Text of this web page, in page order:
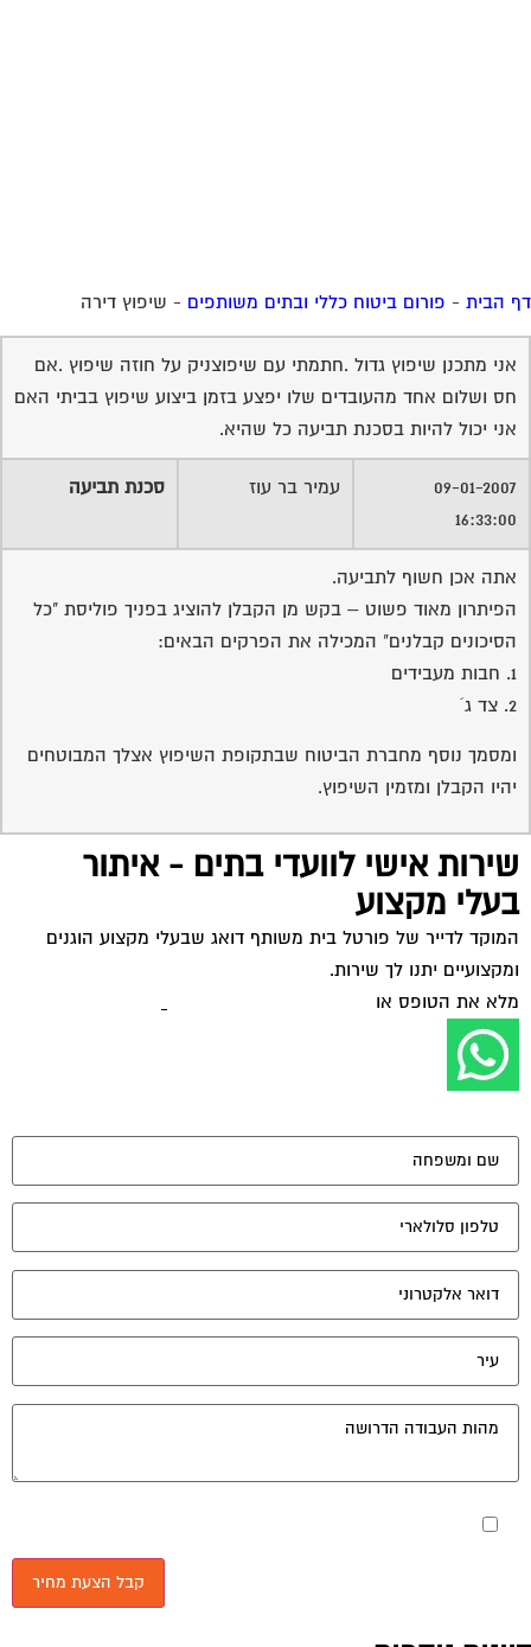
הבית-פורום ביטוח כללי ובתים משותפים-שיפוץ דירה
אני מתכנן שיפוץ גדול .חתמתי עם שיפוצניק על חוזה שיפוץ .אם
חס ושלום אחד מהעובדים שלו יפצע בזמן ביצוע שיפוץ בביתי האם
אני יכול להיות בסכנת תביעה כל שהיא.
09-01-2007
16:33:00
עמיר בר עוז סכנת תביעה
אתה אכן חשוף לתביעה.
הפיתרון מאוד פשוט – בקש מן הקבלן להוציג בפניך פוליסת "כל
הסיכונים קבלנים" המכילה את הפרקים הבאים:
ומסמך נוסף מחברת הביטוח שבתקופת השיפוץ אצלך המבוטחים
יהיו הקבלן ומזמין השיפוץ.
שירות אישי לוועדי בתים - איתור
בעלי מקצוע
המוקד לדייר של פורטל בית משותף דואג שבעלי מקצוע הוגנים
ומקצועיים יתנו לך שירות.
מלא את הטופס אולחץ לשליחת הודעת ווצאפ
מאשר את תנאי הפרטיות